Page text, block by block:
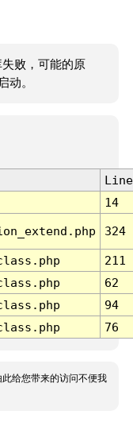
败，可能的原
动。
Line
14
324
211
62
94
76
给您带来的访问不便我